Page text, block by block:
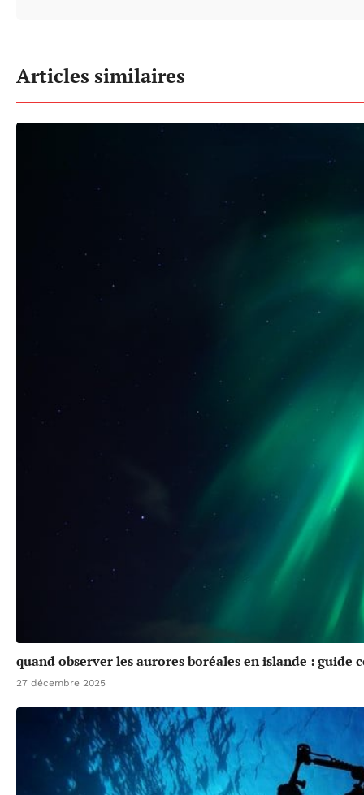
Articles similaires
quand observer les aurores boréales en islande : guide
27 décembre 2025